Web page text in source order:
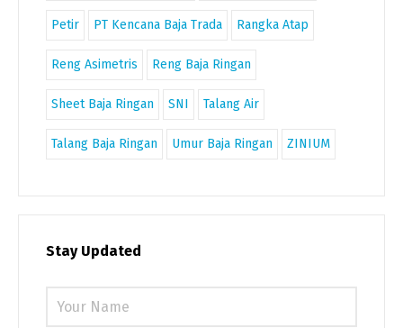
Petir PT Kencana Baja Trada Rangka Atap
Reng Asimetris Reng Baja Ringan
Sheet Baja Ringan SNI Talang Air
Talang Baja Ringan Umur Baja Ringan ZINIUM
Stay Updated